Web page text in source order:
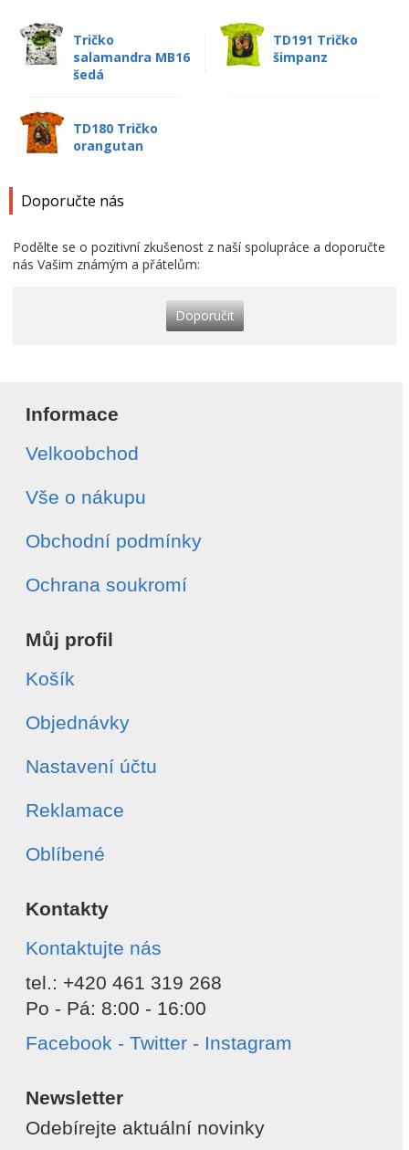
Tričko
salamandra MB16
šedá
TD191 Tričko
šimpanz
TD180 Tričko
orangutan
Doporučte nás
Podělte se o pozitivní zkušenost z naší spolupráce a doporučte
nás Vašim známým a přátelům:
Doporučit
Informace
Velkoobchod
Vše o nákupu
Obchodní podmínky
Ochrana soukromí
Můj profil
Košík
Objednávky
Nastavení účtu
Reklamace
Oblíbené
Kontakty
Kontaktujte nás
tel.: +420 461 319 268
Po - Pá: 8:00 - 16:00
Facebook - Twitter - Instagram
Newsletter
Odebírejte aktuální novinky